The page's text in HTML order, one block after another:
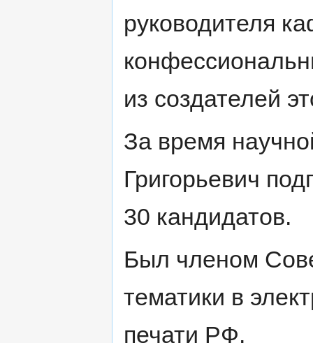
руководителя
из создателей
За время
Григорьевич
30 кандидатов.
Был членом
тематики в
печати РФ.